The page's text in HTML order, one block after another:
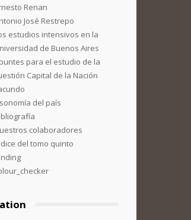
Renan
José Restrepo
estudios intensivos en la
de Buenos Aires
para el estudio de la
Capital de la Nación
del país
colaboradores
del tomo quinto